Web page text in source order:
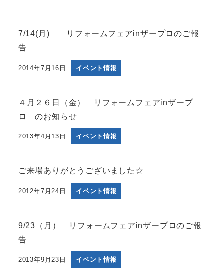
7/14(月) リフォームフェアinザープロのご報
告
2014年7月16日 イベント情報
４月２６日（金） リフォームフェアinザープ
ロ のお知らせ
2013年4月13日 イベント情報
ご来場ありがとうございました☆
2012年7月24日 イベント情報
9/23（月） リフォームフェアinザープロのご報
告
2013年9月23日 イベント情報